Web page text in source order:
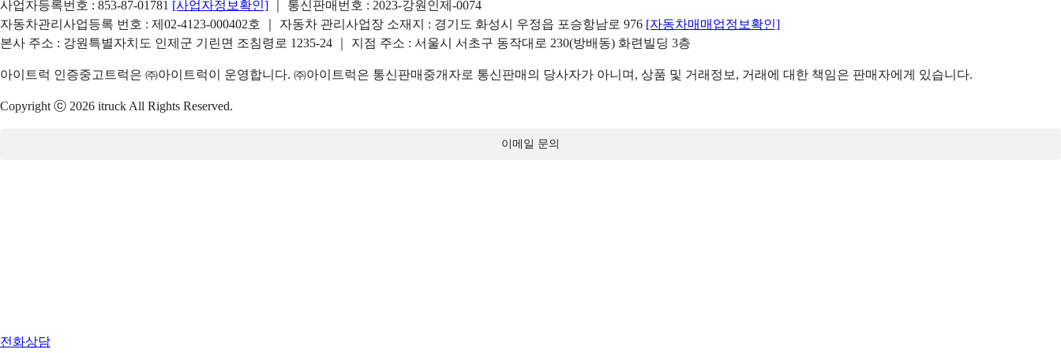
사업자등록번호 : 853-87-01781 [사업자정보확인]
｜ 통신판매번호 : 2023-강원인제-0074
자동차관리사업등록 번호 : 제02-4123-000402호 ｜ 자동차 관리사업장 소재지 : 경기도 화성시 우정읍 포승항남로 976 [자동차매매업정보확인]
본사 주소 : 강원특별자치도 인제군 기린면 조침령로 1235-24 ｜ 지점 주소 : 서울시 서초구 동작대로 230(방배동) 화련빌딩 3층
아이트럭 인증중고트럭은 ㈜아이트럭이 운영합니다. ㈜아이트럭은 통신판매중개자로 통신판매의 당사자가 아니며, 상품 및 거래정보, 거래에 대한 책임은 판매자에게 있습니다.
Copyright ⓒ 2026 itruck All Rights Reserved.
이메일 문의
전화상담